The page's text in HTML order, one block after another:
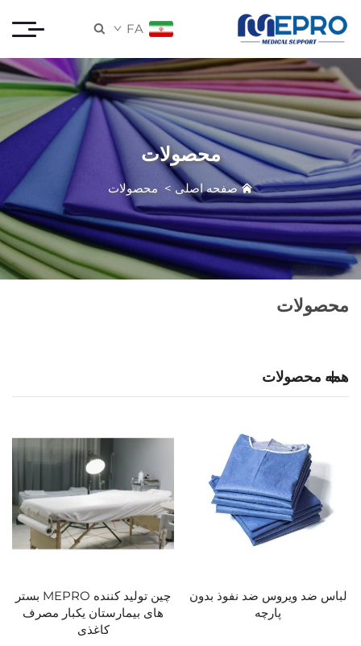
FA

محصولات
صفحه اصلی > محصولات
محصولات
همه محصولات
لباس ضد ویروس ضد نفوذ بدون
پارچه
چین تولید کننده MEPRO بستر
های بیمارستان یکبار مصرف
کاغذی